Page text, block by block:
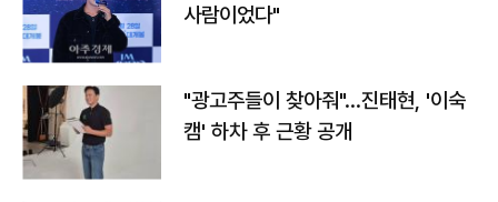
사람이었다"
"광고주들이 찾아줘"…진태현, '이숙
캠' 하차 후 근황 공개